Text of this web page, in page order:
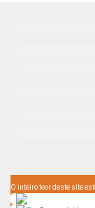
O inteiro teor deste site